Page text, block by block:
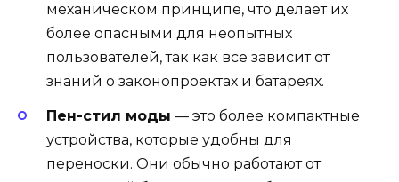
механическом принципе, что делает их
более опасными для неопытных
пользователей, так как все зависит от
знаний о законопроектах и батареях.
Пен-стил моды — это более компактные
устройства, которые удобны для
переноски. Они обычно работают от